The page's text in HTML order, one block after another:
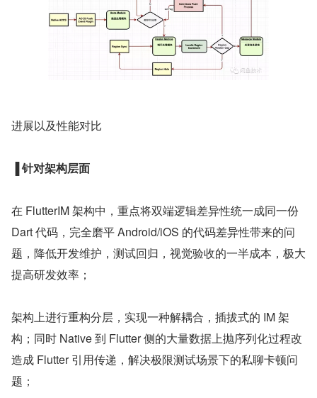
进展以及性能对比
▐ 针对架构层面
在 FlutterIM 架构中，重点将双端逻辑差异性统一成同一份
Dart 代码，完全磨平 Android/iOS 的代码差异性带来的问
题，降低开发维护，测试回归，视觉验收的一半成本，极大
提高研发效率；
架构上进行重构分层，实现一种解耦合，插拔式的 IM 架
构；同时 Native 到 Flutter 侧的大量数据上抛序列化过程改
造成 Flutter 引用传递，解决极限测试场景下的私聊卡顿问
题；